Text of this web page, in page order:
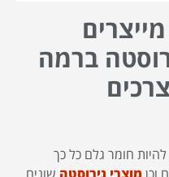
ברמה
חומר גלם כל כך